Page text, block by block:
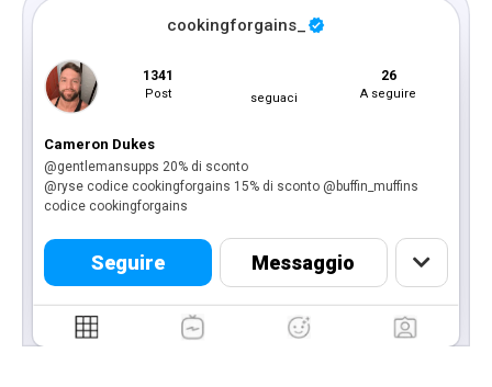
cookingforgains_
1341
Post seguaci
26
A seguire
Cameron Dukes
@gentlemansupps 20% di sconto
@ryse codice cookingforgains 15% di sconto @buffin_muffins
codice cookingforgains
Seguire Messaggio